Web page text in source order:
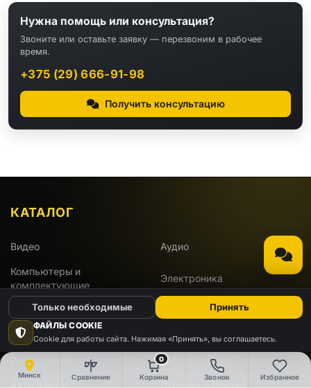
Минск Сравнение
0
Корзина Звонок Избранное
Нужна помощь или консультация?
Звоните или оставьте заявку — перезвоним в рабочее
время.
+375 (29) 666-91-98
Получить консультацию
КАТАЛОГ
Видео Аудио
Компьютеры и
комплектующие
Электроника
Бытовая техника Инструменты
Для дома и дачи Красота и здоровье
Развлечения Работа и офис
Авто и мото Стройка и ремонт
ФАЙЛЫ COOKIE
Cookie для работы сайта. Нажимая «Принять», вы соглашаетесь.
Только необходимые Принять